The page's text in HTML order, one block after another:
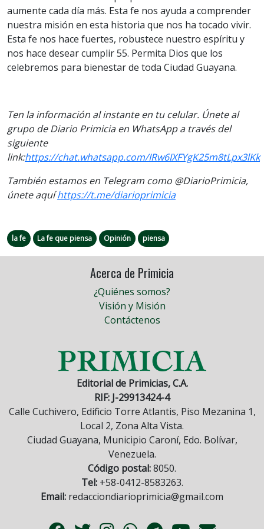
aumente cada día más. Esta fe nos ayuda a comprender
nuestra misión en esta historia que nos ha tocado vivir.
Esta fe nos hace fuertes, robustece nuestro espíritu y
nos hace desear cumplir 55. Permita Dios que los
celebremos para bienestar de toda Ciudad Guayana.
Ten la información al instante en tu celular. Únete al
grupo de Diario Primicia en WhatsApp a través del
siguiente
link:https://chat.whatsapp.com/IRw6IXFYgK25m8tLpx3lKk
También estamos en Telegram como @DiarioPrimicia,
únete aquíhttps://t.me/diarioprimicia
la fe La fe que piensa Opinión piensa
Acerca de Primicia
¿Quiénes somos?
Visión y Misión
Contáctenos
Editorial de Primicias, C.A.
RIF: J-29913424-4
Calle Cuchivero, Edificio Torre Atlantis, Piso Mezanina 1,
Local 2, Zona Alta Vista.
Ciudad Guayana, Municipio Caroní, Edo. Bolívar,
Venezuela.
Código postal:8050.
Tel:+58-0412-8583263.
Email: redacciondiarioprimicia@gmail.com